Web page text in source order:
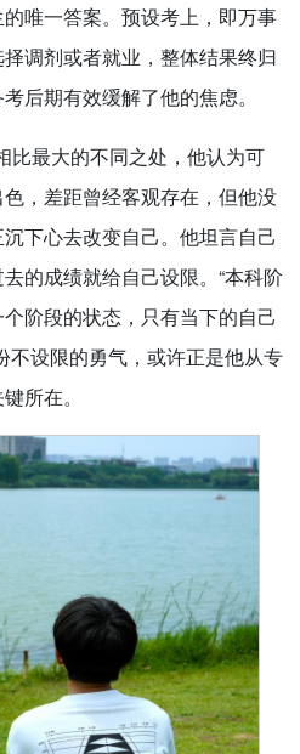
唯一答案。预设考上，即万事
调剂或者就业，整体结果终归
后期有效缓解了他的焦虑。
比最大的不同之处，他认为可
，差距曾经客观存在，但他没
下心去改变自己。他坦言自己
的成绩就给自己设限。“本科阶
阶段的状态，只有当下的自己
不设限的勇气，或许正是他从专
所在。